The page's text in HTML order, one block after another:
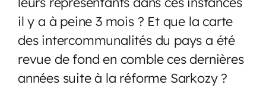
il y a à peine 3 mois ? Et que la carte
des intercommunalités du pays a été
revue de fond en comble ces dernières
années suite à la réforme Sarkozy ?